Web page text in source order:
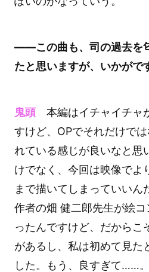
――この曲も、司の過去を
たと思いますが、いかがで
鬼頭本編はイチャイチャ
すけど、OPでそれだけで
れている感じが良いなと思
けでなく、今回は映像でよ
まで描いてしまっていいん
作者の畑 健二郎先生が絵コ
ったんですけど、だからこ
があるし、私は初めて見た
した。もう、良すぎて……。